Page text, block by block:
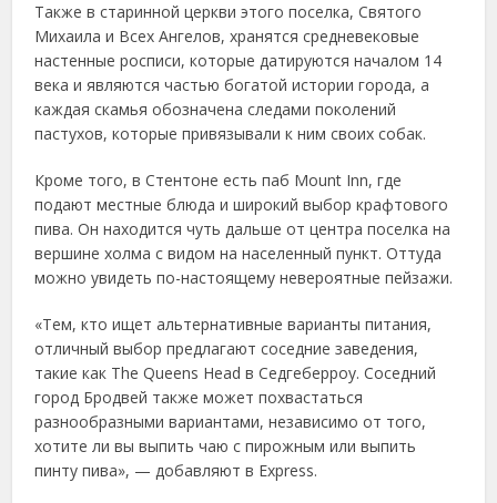
Также в старинной церкви этого поселка, Святого
Михаила и Всех Ангелов, хранятся средневековые
настенные росписи, которые датируются началом 14
века и являются частью богатой истории города, а
каждая скамья обозначена следами поколений
пастухов, которые привязывали к ним своих собак.
Кроме того, в Стентоне есть паб Mount Inn, где
подают местные блюда и широкий выбор крафтового
пива. Он находится чуть дальше от центра поселка на
вершине холма с видом на населенный пункт. Оттуда
можно увидеть по-настоящему невероятные пейзажи.
«Тем, кто ищет альтернативные варианты питания,
отличный выбор предлагают соседние заведения,
такие как The Queens Head в Седгеберроу. Соседний
город Бродвей также может похвастаться
разнообразными вариантами, независимо от того,
хотите ли вы выпить чаю с пирожным или выпить
пинту пива», — добавляют в Express.